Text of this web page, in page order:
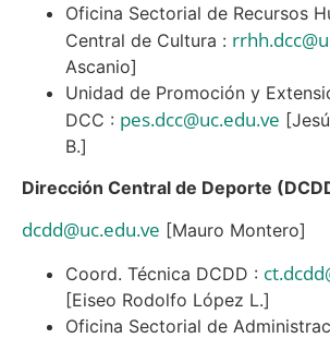
Oficina Sectorial de Recursos
Central de Cultura :
Ascanio]
Unidad de Promoción y
DCC : pes.dcc@uc.edu.ve
B.]
Dirección Central de Deporte
dcdd@uc.edu.ve [Mauro Montero]
Coord. Técnica DCDD :
[Eiseo Rodolfo López L.]
Oficina Sectorial de